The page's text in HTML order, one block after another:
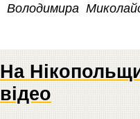
Володимира
На
відео